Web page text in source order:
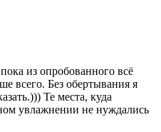
из опробованного всё
всего. Без обертывания я
Те места, куда
увлажнении не нуждались